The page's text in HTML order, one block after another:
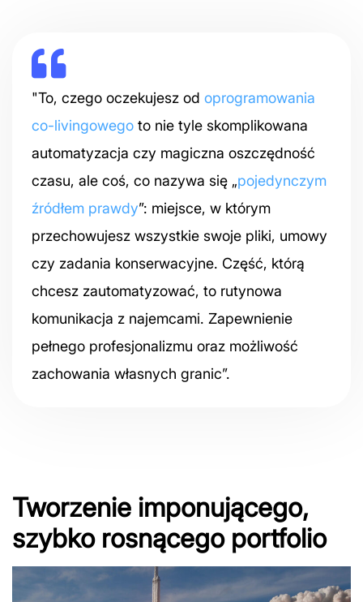
"To, czego oczekujesz od oprogramowania
co-livingowego to nie tyle skomplikowana
automatyzacja czy magiczna oszczędność
czasu, ale coś, co nazywa się „pojedynczym
źródłem prawdy”: miejsce, w którym
przechowujesz wszystkie swoje pliki, umowy
czy zadania konserwacyjne. Część, którą
chcesz zautomatyzować, to rutynowa
komunikacja z najemcami. Zapewnienie
pełnego profesjonalizmu oraz możliwość
zachowania własnych granic”.
Tworzenie imponującego,
szybko rosnącego portfolio